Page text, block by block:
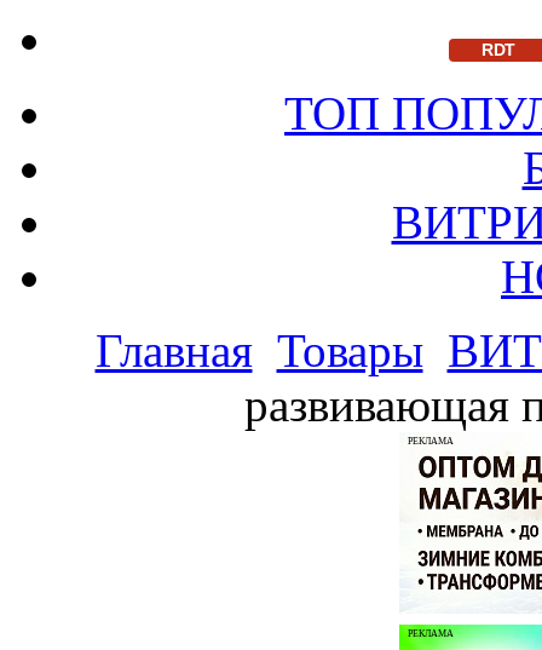
RDT
ТОП
Главная Товары
развивающая
РЕКЛАМА
РЕКЛАМА